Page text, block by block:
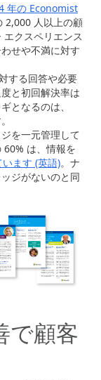
年の Economist
2,000 人以上の顧
クスペリエンス
せや不満に対す
する回答や必要
と初回解決率は
となるのは、
を一元管理して
60% は、情報を
ます (英語)。ナ
ジがないのと同
で顧客